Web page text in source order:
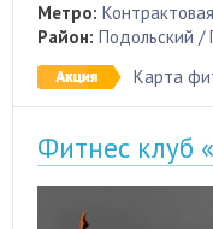
Метро:
Район: Подольский /
Карта
Фитнес клуб